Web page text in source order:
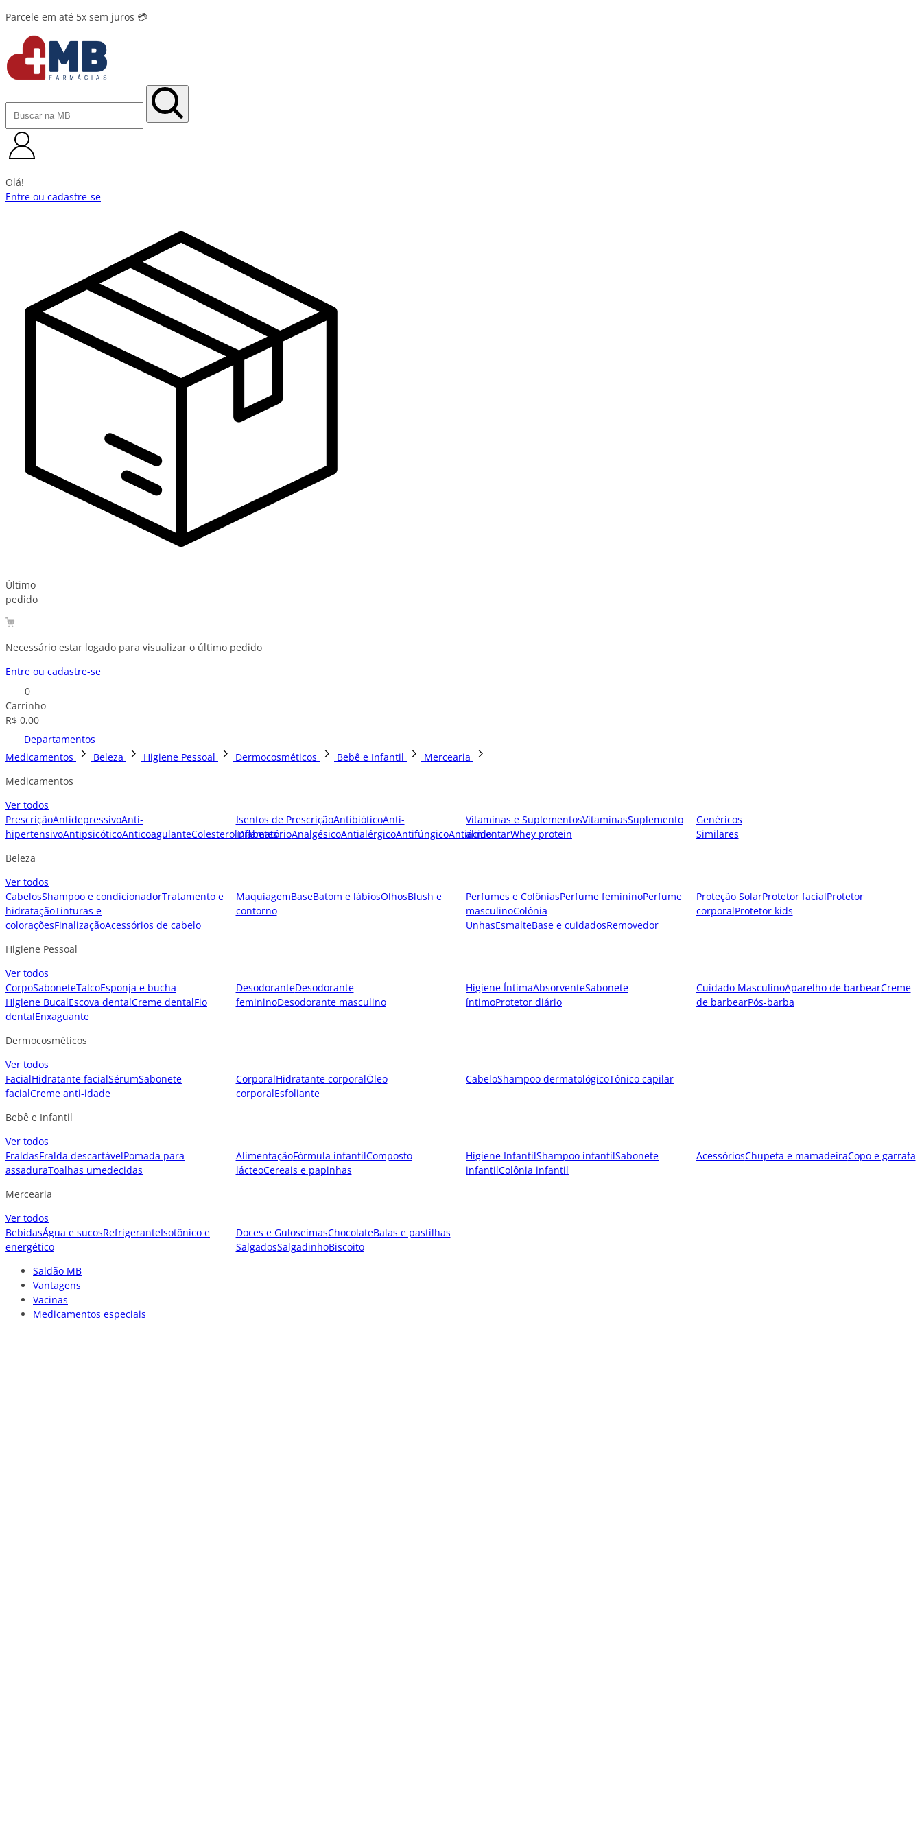
Parcele em até 5x sem juros 💳
Olá!
Entre ou cadastre-se
Último
pedido
Necessário estar logado para visualizar o último pedido
Entre ou cadastre-se
0
Carrinho
R$ 0,00
Departamentos
Medicamentos
Beleza Higiene Pessoal Dermocosméticos Bebê e Infantil
Mercearia
Medicamentos
Ver todos
PrescriçãoAntidepressivoAnti-
hipertensivoAntipsicóticoAnticoagulanteColesterolDiabetes
Isentos de PrescriçãoAntibióticoAnti-
inflamatórioAnalgésicoAntialérgicoAntifúngicoAntiácido
Vitaminas e SuplementosVitaminasSuplemento
alimentarWhey protein
Genéricos
Similares
Beleza
Ver todos
CabelosShampoo e condicionadorTratamento e
hidrataçãoTinturas e
coloraçõesFinalizaçãoAcessórios de cabelo
MaquiagemBaseBatom e lábiosOlhosBlush e
contorno
Perfumes e ColôniasPerfume femininoPerfume
masculinoColônia
UnhasEsmalteBase e cuidadosRemovedor
Proteção SolarProtetor facialProtetor
corporalProtetor kids
Higiene Pessoal
Ver todos
CorpoSaboneteTalcoEsponja e bucha
Higiene BucalEscova dentalCreme dentalFio
dentalEnxaguante
DesodoranteDesodorante
femininoDesodorante masculino
Higiene ÍntimaAbsorventeSabonete
íntimoProtetor diário
Cuidado MasculinoAparelho de barbearCreme
de barbearPós-barba
Dermocosméticos
Ver todos
FacialHidratante facialSérumSabonete
facialCreme anti-idade
CorporalHidratante corporalÓleo
corporalEsfoliante
CabeloShampoo dermatológicoTônico capilar
Bebê e Infantil
Ver todos
FraldasFralda descartávelPomada para
assaduraToalhas umedecidas
AlimentaçãoFórmula infantilComposto
lácteoCereais e papinhas
Higiene InfantilShampoo infantilSabonete
infantilColônia infantil
AcessóriosChupeta e mamadeiraCopo e garrafa
Mercearia
Ver todos
BebidasÁgua e sucosRefrigeranteIsotônico e
energético
Doces e GuloseimasChocolateBalas e pastilhas
SalgadosSalgadinhoBiscoito
Saldão MB
Vantagens
Vacinas
Medicamentos especiais